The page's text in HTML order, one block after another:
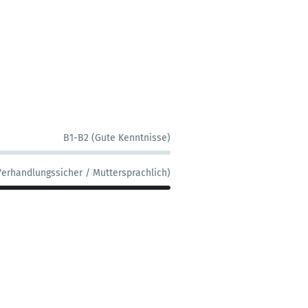
B1-B2 (Gute Kenntnisse)
/ Muttersprachlich)